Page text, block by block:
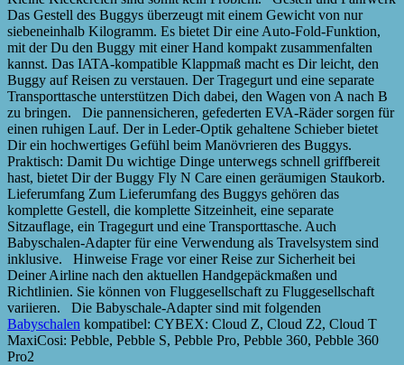
Das Gestell des Buggys überzeugt mit einem Gewicht von nur
siebeneinhalb Kilogramm. Es bietet Dir eine Auto-Fold-Funktion,
mit der Du den Buggy mit einer Hand kompakt zusammenfalten
kannst. Das IATA-kompatible Klappmaß macht es Dir leicht, den
Buggy auf Reisen zu verstauen. Der Tragegurt und eine separate
Transporttasche unterstützen Dich dabei, den Wagen von A nach B
zu bringen. Die pannensicheren, gefederten EVA-Räder sorgen für
einen ruhigen Lauf. Der in Leder-Optik gehaltene Schieber bietet
Dir ein hochwertiges Gefühl beim Manövrieren des Buggys.
Praktisch: Damit Du wichtige Dinge unterwegs schnell griffbereit
hast, bietet Dir der Buggy Fly N Care einen geräumigen Staukorb.
Lieferumfang Zum Lieferumfang des Buggys gehören das
komplette Gestell, die komplette Sitzeinheit, eine separate
Sitzauflage, ein Tragegurt und eine Transporttasche. Auch
Babyschalen-Adapter für eine Verwendung als Travelsystem sind
inklusive. Hinweise Frage vor einer Reise zur Sicherheit bei
Deiner Airline nach den aktuellen Handgepäckmaßen und
Richtlinien. Sie können von Fluggesellschaft zu Fluggesellschaft
variieren. Die Babyschale-Adapter sind mit folgenden
Babyschalen kompatibel: CYBEX: Cloud Z, Cloud Z2, Cloud T
MaxiCosi: Pebble, Pebble S, Pebble Pro, Pebble 360, Pebble 360
Pro2